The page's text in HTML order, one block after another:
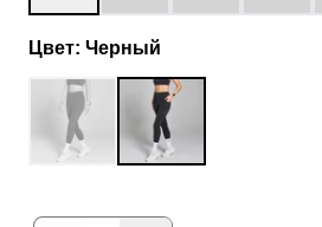
Цвет: Черный